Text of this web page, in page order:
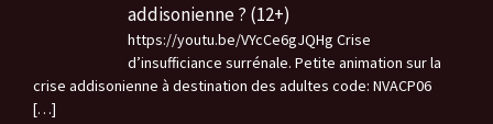
addisonienne ? (12+)
https://youtu.be/VYcCe6gJQHg Crise
d’insufficiance surrénale. Petite animation sur la
crise addisonienne à destination des adultes code: NVACP06
[…]